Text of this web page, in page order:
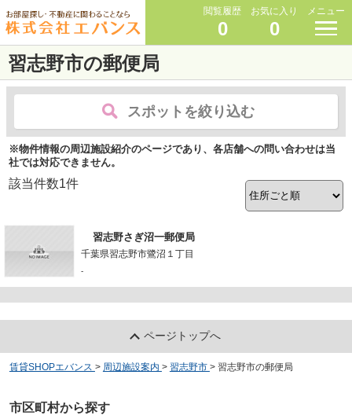
閲覧履歴
0
お気に入り
0
メニュー
習志野市の郵便局
スポットを絞り込む
※物件情報の周辺施設紹介のページであり、各店舗への問い合わせは当
社では対応できません。
該当件数1件
習志野さぎ沼一郵便局
千葉県習志野市鷺沼１丁目
-
ページトップへ
賃貸SHOPエバンス > 周辺施設案内 > 習志野市 > 習志野市の郵便局
市区町村から探す